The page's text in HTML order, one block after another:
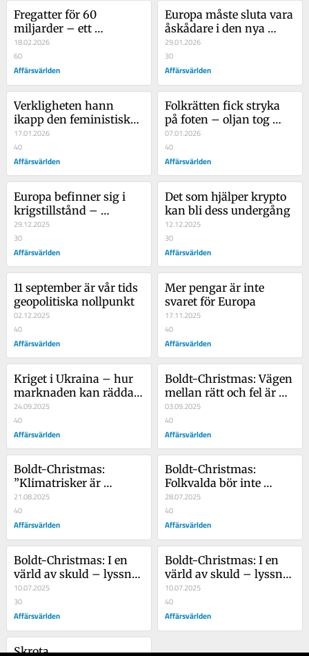
Fregatter för 60
miljarder – ett
högriskköp
18.02.2026
60
Affärsvärlden
Europa måste sluta vara
åskådare i den nya
världsordningen
29.01.2026
30
Affärsvärlden
Verkligheten hann
ikapp den feministiska
utrikespolitiken
17.01.2026
40
Affärsvärlden
Folkrätten fick stryka
på foten – oljan tog
över
07.01.2026
40
Affärsvärlden
Europa befinner sig i
krigstillstånd –
Ukraina är frontlinjen
29.12.2025
30
Affärsvärlden
Det som hjälper krypto
kan bli dess undergång
12.12.2025
30
Affärsvärlden
11 september är vår tids
geopolitiska nollpunkt
02.12.2025
40
Affärsvärlden
Mer pengar är inte
svaret för Europa
17.11.2025
40
Affärsvärlden
Kriget i Ukraina – hur
marknaden kan rädda
liv
24.09.2025
40
Affärsvärlden
Boldt-Christmas: Vägen
mellan rätt och fel är
sällan rak
03.09.2025
40
Affärsvärlden
Boldt-Christmas:
”Klimatrisker är
verkliga – men ESG är
inte svaret”
21.08.2025
40
Affärsvärlden
Boldt-Christmas:
Folkvalda bör inte
handla med aktier
28.07.2025
40
Affärsvärlden
Boldt-Christmas: I en
värld av skuld – lyssna
på Buffett
10.07.2025
30
Affärsvärlden
Boldt-Christmas: I en
värld av skuld – lyssna
på Buffet
10.07.2025
40
Affärsvärlden
Skrota